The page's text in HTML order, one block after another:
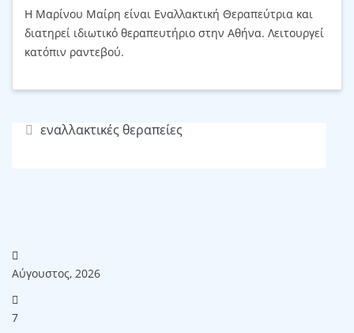
Η Μαρίνου Μαίρη είναι Εναλλακτική Θεραπεύτρια και
διατηρεί ιδιωτικό θεραπευτήριο στην Αθήνα. Λειτουργεί
κατόπιν ραντεβού.
εναλλακτικές θεραπείες
Αύγουστος, 2026
7